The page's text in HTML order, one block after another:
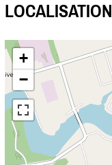
LOCALISATION
+
−